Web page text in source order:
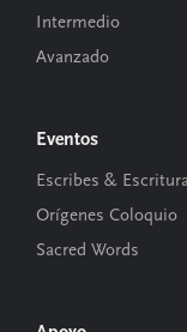
Intermedio
Avanzado
Eventos
Escribes &
Orígenes Coloquio
Sacred Words